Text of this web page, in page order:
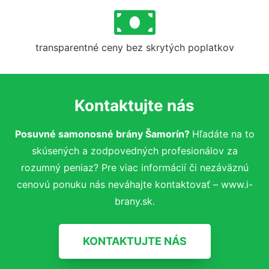
transparentné ceny bez skrytých poplatkov
Kontaktujte nás
Posuvné samonosné brány Šamorín? Hľadáte na to
skúsených a zodpovedných profesionálov za
rozumný peniaz? Pre viac informácií či nezáväznú
cenovú ponuku nás neváhajte kontaktovať – www.i-
brany.sk.
KONTAKTUJTE NÁS